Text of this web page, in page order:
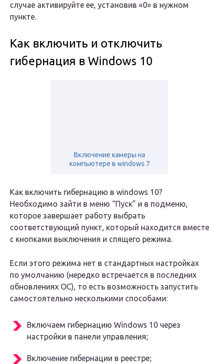
случае активируйте ее, установив «0» в нужном
пункте.
Как включить и отключить
гибернация в Windows 10
Включение камеры на
компьютере в windows 7
Как включить гибернацию в windows 10?
Необходимо зайти в меню “Пуск” и в подменю,
которое завершает работу выбрать
соответствующий пункт, который находится вместе
с кнопками выключения и спящего режима.
Если этого режима нет в стандартных настройках
по умолчанию (нередко встречается в последних
обновлениях ОС), то есть возможность запустить
самостоятельно несколькими способами:
Включаем гибернацию Windows 10 через
настройки в панели управления;
Включение гибернации в реестре;